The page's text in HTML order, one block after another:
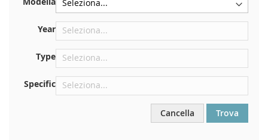
Centrare contro la paratia sotto il cofano
Proprio nel vano motore
Nel montante della portiera posteriore destra
Year
Type
Specific
Cancella Trova